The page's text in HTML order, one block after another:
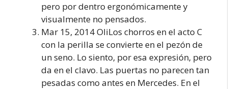
pero por dentro ergonómicamente y
visualmente no pensados.
Mar 15, 2014 OliLos chorros en el acto C
con la perilla se convierte en el pezón de
un seno. Lo siento, por esa expresión, pero
da en el clavo. Las puertas no parecen tan
pesadas como antes en Mercedes. En el